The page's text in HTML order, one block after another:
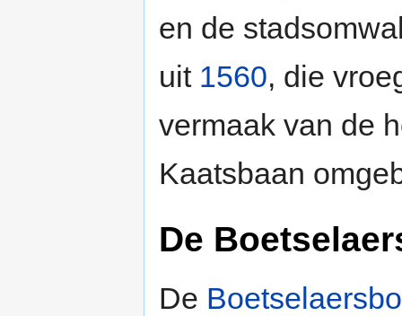
en de
uit 1560, die
vermaak van de
Kaatsbaan
De
De